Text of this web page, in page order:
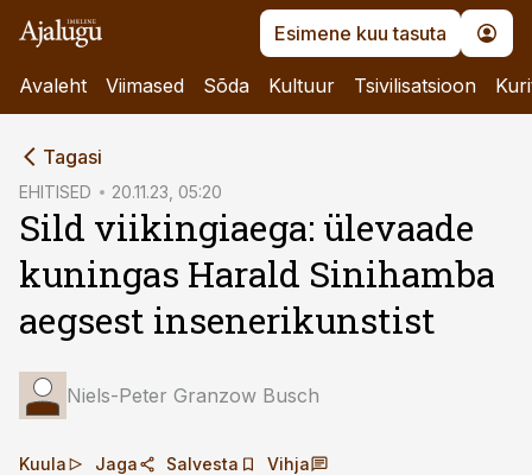
Esimene kuu tasuta
Avaleht Viimased Sõda Kultuur Tsivilisatsioon
Tagasi
EHITISED 20.11.23, 05:20
Sild viikingiaega: ülevaade
kuningas Harald Sinihamba
aegsest insenerikunstist
Niels-Peter Granzow Busch
Kuula Jaga Salvesta Vihja